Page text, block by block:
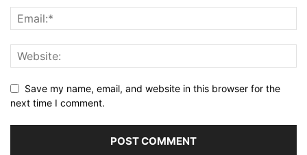
Save my name, email, and website in this browser for the
next time I comment.